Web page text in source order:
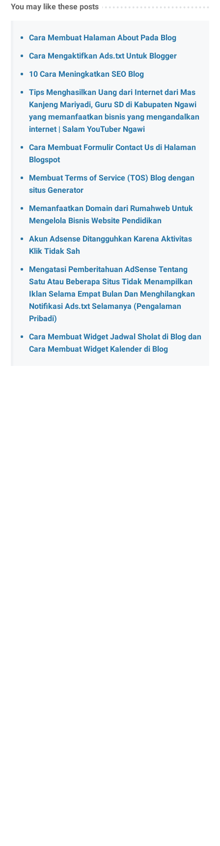
You may like these posts
Cara Membuat Halaman About Pada Blog
Cara Mengaktifkan Ads.txt Untuk Blogger
10 Cara Meningkatkan SEO Blog
Tips Menghasilkan Uang dari Internet dari Mas
Kanjeng Mariyadi, Guru SD di Kabupaten Ngawi
yang memanfaatkan bisnis yang mengandalkan
internet | Salam YouTuber Ngawi
Cara Membuat Formulir Contact Us di Halaman
Blogspot
Membuat Terms of Service (TOS) Blog dengan
situs Generator
Memanfaatkan Domain dari Rumahweb Untuk
Mengelola Bisnis Website Pendidikan
Akun Adsense Ditangguhkan Karena Aktivitas
Klik Tidak Sah
Mengatasi Pemberitahuan AdSense Tentang
Satu Atau Beberapa Situs Tidak Menampilkan
Iklan Selama Empat Bulan Dan Menghilangkan
Notifikasi Ads.txt Selamanya (Pengalaman
Pribadi)
Cara Membuat Widget Jadwal Sholat di Blog dan
Cara Membuat Widget Kalender di Blog